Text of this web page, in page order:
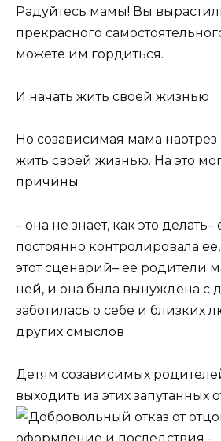
Радуйтесь мамы! Вы
прекрасного
можете им гордиться.
И начать жить своей жизнью
Но созависимая мама наотрез
жить своей жизнью. На это
причины
– она не знает, как это делать–
постоянно контролировала
этот сценарий– ее родители
ней, и она была вынуждена с
заботилась о себе и близких
других смыслов
Детям созависимых
выходить из этих запутанных